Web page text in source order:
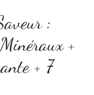
:
+
+ 7